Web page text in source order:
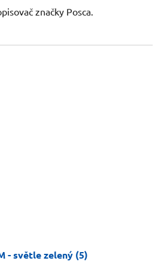
značky Posca.
- světle zelený (5)